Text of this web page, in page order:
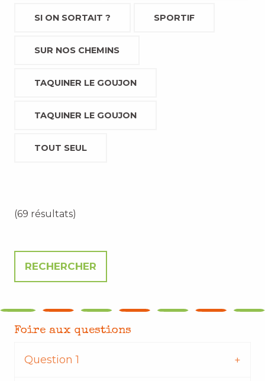
SI ON SORTAIT ? SPORTIF
SUR NOS CHEMINS
TAQUINER LE GOUJON
TAQUINER LE GOUJON
TOUT SEUL
(69 résultats)
Foire aux questions
Question 1